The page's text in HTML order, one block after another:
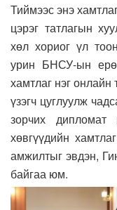
Тиймээс энэ
цэрэг татлагын
хөл хориог үл
урин БНСУ-ын
хамтлаг нэг онлайн
үзэгч цуглуулж
зорчих
хөвгүүдийн
амжилтыг эвдэн,
байгаа юм.